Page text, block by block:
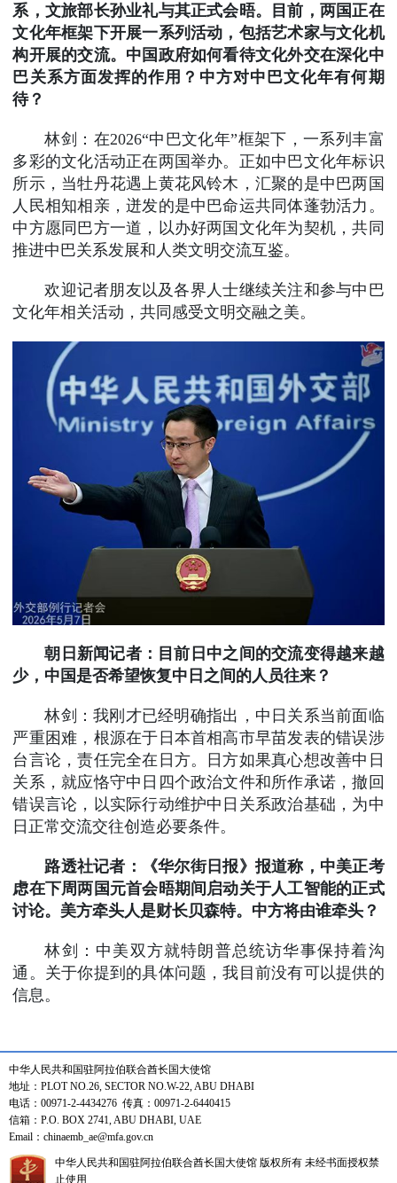
系，文旅部长孙业礼与其正式会晤。目前，两国正在
文化年框架下开展一系列活动，包括艺术家与文化机
构开展的交流。中国政府如何看待文化外交在深化中
巴关系方面发挥的作用？中方对中巴文化年有何期
待？
林剑：在2026“中巴文化年”框架下，一系列丰富
多彩的文化活动正在两国举办。正如中巴文化年标识
所示，当牡丹花遇上黄花风铃木，汇聚的是中巴两国
人民相知相亲，迸发的是中巴命运共同体蓬勃活力。
中方愿同巴方一道，以办好两国文化年为契机，共同
推进中巴关系发展和人类文明交流互鉴。
欢迎记者朋友以及各界人士继续关注和参与中巴
文化年相关活动，共同感受文明交融之美。
朝日新闻记者：目前日中之间的交流变得越来越
少，中国是否希望恢复中日之间的人员往来？
林剑：我刚才已经明确指出，中日关系当前面临
严重困难，根源在于日本首相高市早苗发表的错误涉
台言论，责任完全在日方。日方如果真心想改善中日
关系，就应恪守中日四个政治文件和所作承诺，撤回
错误言论，以实际行动维护中日关系政治基础，为中
日正常交流交往创造必要条件。
路透社记者：《华尔街日报》报道称，中美正考
虑在下周两国元首会晤期间启动关于人工智能的正式
讨论。美方牵头人是财长贝森特。中方将由谁牵头？
林剑：中美双方就特朗普总统访华事保持着沟
通。关于你提到的具体问题，我目前没有可以提供的
信息。
中华人民共和国驻阿拉伯联合酋长国大使馆 版权所有 未经书面授权禁
止使用
中华人民共和国驻阿拉伯联合酋长国大使馆
地址：PLOT NO.26, SECTOR NO.W-22, ABU DHABI
电话：00971-2-4434276 传真：00971-2-6440415
信箱：P.O. BOX 2741, ABU DHABI, UAE
Email：chinaemb_ae@mfa.gov.cn